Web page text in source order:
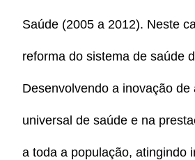
Saúde (2005 a 2012). Neste
reforma do sistema de saúde
Desenvolvendo a inovação de
universal de saúde e na
a toda a população, atingindo